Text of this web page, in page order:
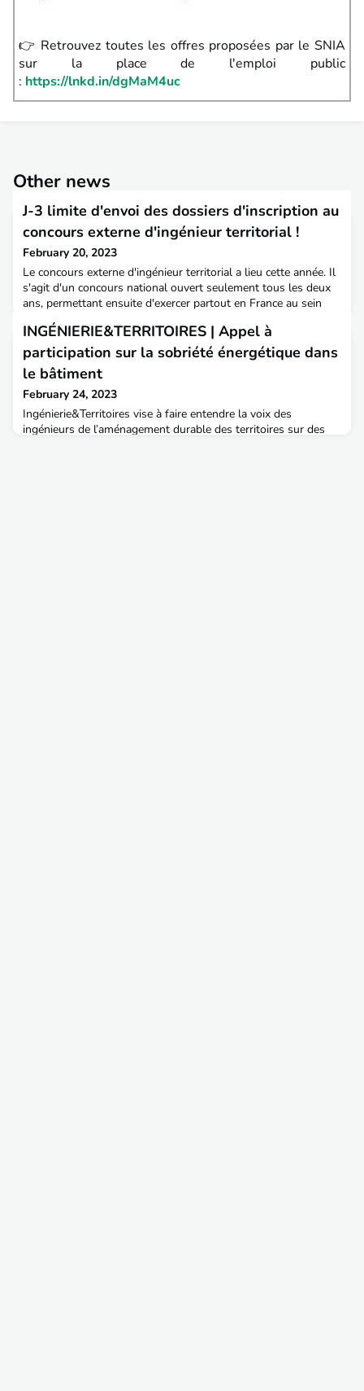
👉 Retrouvez toutes les offres proposées par le SNIA
sur la place de l'emploi public
: https://lnkd.in/dgMaM4uc
Other news
J-3 limite d'envoi des dossiers d'inscription au
concours externe d'ingénieur territorial !
February 20, 2023
Le concours externe d'ingénieur territorial a lieu cette année. Il
s'agit d'un concours national ouvert seulement tous les deux
ans, permettant ensuite d'exercer partout en France au sein
des collectivités locales.A NOTER, la date limite d'envoi des
dossiers d'inscription c'est ce jeudi 23 février 2023.RAPPEL :
Calendrier prévisionnel de l'édition 2023 du concours
d'ingénieur territorial :- Inscri
INGÉNIERIE&TERRITOIRES | Appel à
participation sur la sobriété énergétique dans
le bâtiment
February 24, 2023
Ingénierie&Territoires vise à faire entendre la voix des
ingénieurs de l’aménagement durable des territoires sur des